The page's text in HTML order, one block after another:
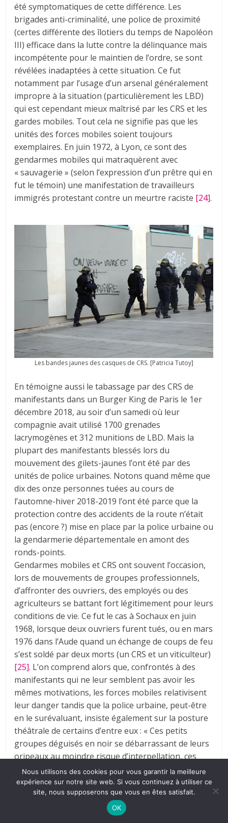
été symptomatiques de cette différence. Les
brigades anti-criminalité, une police de proximité
(certes différente des îlotiers du temps de Napoléon
III) efficace dans la lutte contre la délinquance mais
incompétente pour le maintien de l’ordre, se sont
révélées inadaptées à cette situation. Ce fut
notamment par l’usage d’un arsenal généralement
impropre à la situation (particulièrement les LBD)
qui est cependant mieux maîtrisé par les CRS et les
gardes mobiles. Tout cela ne signifie pas que les
unités des forces mobiles soient toujours
exemplaires. En juin 1972, à Lyon, ce sont des
gendarmes mobiles qui matraquèrent avec
« sauvagerie » (selon l’expression d’un prêtre qui en
fut le témoin) une manifestation de travailleurs
immigrés protestant contre un meurtre raciste [24].
Les bandes jaunes des casques de CRS. [Patricia Tutoy]
En témoigne aussi le tabassage par des CRS de
manifestants dans un Burger King de Paris le 1er
décembre 2018, au soir d’un samedi où leur
compagnie avait utilisé 1700 grenades
lacrymogènes et 312 munitions de LBD. Mais la
plupart des manifestants blessés lors du
mouvement des gilets-jaunes l’ont été par des
unités de police urbaines. Notons quand même que
dix des onze personnes tuées au cours de
l’automne-hiver 2018-2019 l’ont été parce que la
protection contre des accidents de la route n’était
pas (encore ?) mise en place par la police urbaine ou
la gendarmerie départementale en amont des
ronds-points.
Gendarmes mobiles et CRS ont souvent l’occasion,
lors de mouvements de groupes professionnels,
d’affronter des ouvriers, des employés ou des
agriculteurs se battant fort légitimement pour leurs
conditions de vie. Ce fut le cas à Sochaux en juin
1968, lorsque deux ouvriers furent tués, ou en mars
1976 dans l’Aude quand un échange de coups de feu
s’est soldé par deux morts (un CRS et un viticulteur)
[25]. L’on comprend alors que, confrontés à des
manifestants qui ne leur semblent pas avoir les
mêmes motivations, les forces mobiles relativisent
leur danger tandis que la police urbaine, peut-être
en le surévaluant, insiste également sur la posture
théâtrale de certains d’entre eux : « Ces petits
groupes déguisés en noir se débarrassant de leurs
oripeaux au moindre risque d’interpellation, ces
journalistes sans carte de presse ayant inscrit
Press, en anglais, sur leur casque ou ces
secouristes sans la moindre qualification se faisant
, toujours en anglais, alors
Nous utilisons des cookies pour vous garantir la meilleure
expérience sur notre site web. Si vous continuez à utiliser ce
site, nous supposerons que vous en êtes satisfait.
OK